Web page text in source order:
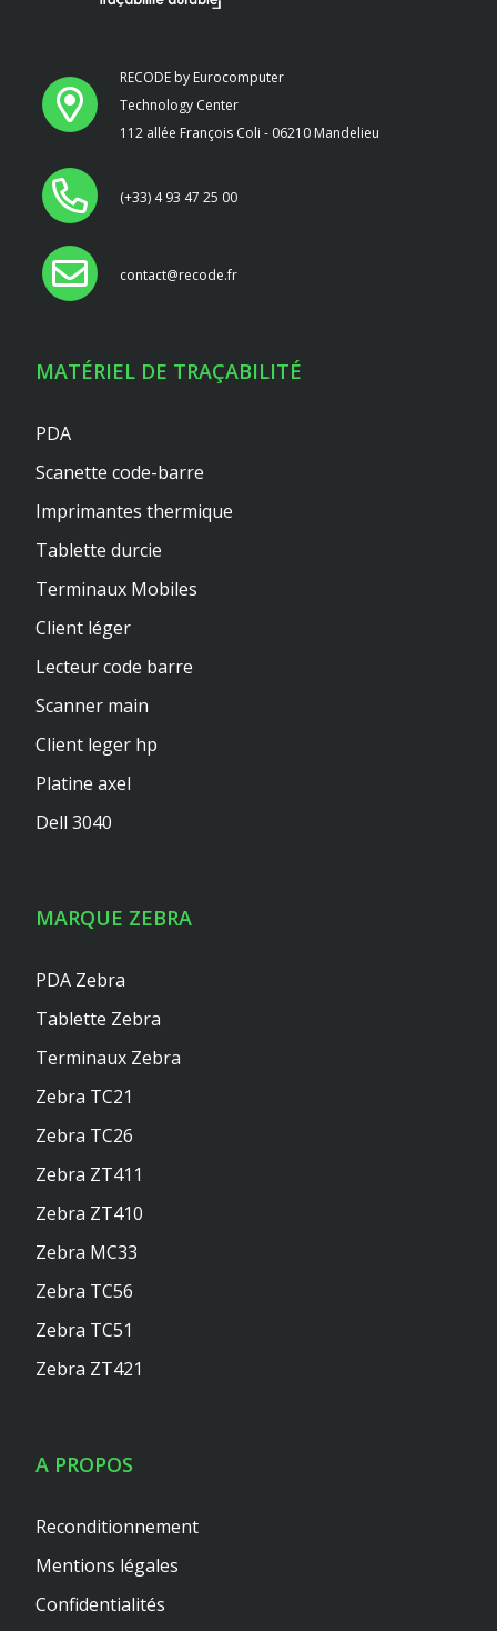
RECODE by Eurocomputer
Technology Center
112 allée François Coli - 06210 Mandelieu
(+33) 4 93 47 25 00
contact@recode.fr
MATÉRIEL DE TRAÇABILITÉ
PDA
Scanette code-barre
Imprimantes thermique
Tablette durcie
Terminaux Mobiles
Client léger
Lecteur code barre
Scanner main
Client leger hp
Platine axel
Dell 3040
MARQUE ZEBRA
PDA Zebra
Tablette Zebra
Terminaux Zebra
Zebra TC21
Zebra TC26
Zebra ZT411
Zebra ZT410
Zebra MC33
Zebra TC56
Zebra TC51
Zebra ZT421
A PROPOS
Reconditionnement
Mentions légales
Confidentialités